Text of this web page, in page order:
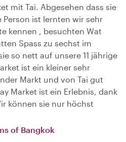
mit Tai. Abgesehen dass sie
ist lernten wir sehr
kennen , besuchten Wat
Spass zu sechst im
so nett auf unsere 11 jährige
ist ein kleiner sehr
Markt und von Tai gut
Market ist ein Erlebnis, dank
können sie nur höchst
of Bangkok